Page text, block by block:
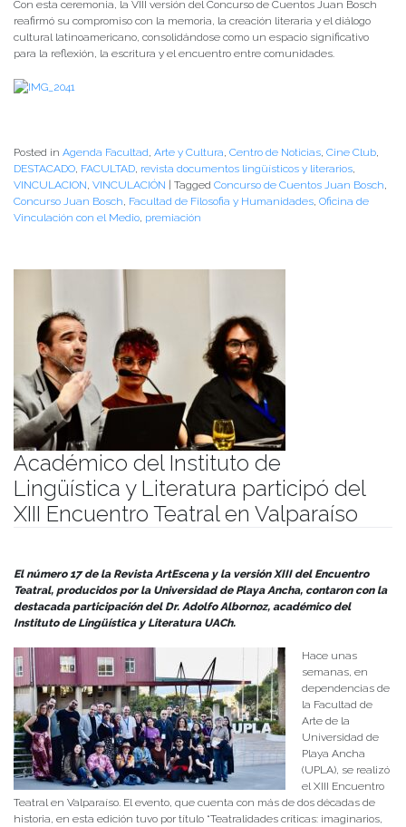
Con esta ceremonia, la VIII versión del Concurso de Cuentos Juan Bosch
reafirmó su compromiso con la memoria, la creación literaria y el diálogo
cultural latinoamericano, consolidándose como un espacio significativo
para la reflexión, la escritura y el encuentro entre comunidades.
Posted in Agenda Facultad Arte y Cultura Centro de Noticias Cine Club
DESTACADO FACULTAD revista documentos lingüísticos y literarios
VINCULACION VINCULACIÓN | Tagged Concurso de Cuentos Juan Bosch
Concurso Juan Bosch Facultad de Filosofia y Humanidades Oficina de
Vinculación con el Medio premiación
Académico del Instituto de
Lingüística y Literatura participó del
XIII Encuentro Teatral en Valparaíso
El número 17 de la RevistaArtEscenayla versiónXIII del Encuentro
Teatral, producidos por la Universidad de Playa Ancha, contaron con la
destacada participación del Dr. Adolfo Albornoz, académicodel
Instituto de Lingüística y Literatura UACh.
Hace unas
semanas, en
dependencias de
la Facultad de
Arte de la
Universidad de
Playa Ancha
(UPLA), se realizó
el XIII Encuentro
Teatral en Valparaíso. El evento, que cuenta con más de dos décadas de
historia, en esta edición tuvo por título “Teatralidades críticas: imaginarios,